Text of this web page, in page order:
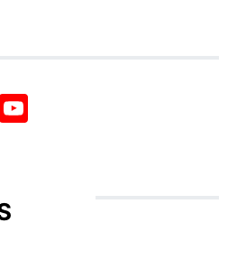
Twitter